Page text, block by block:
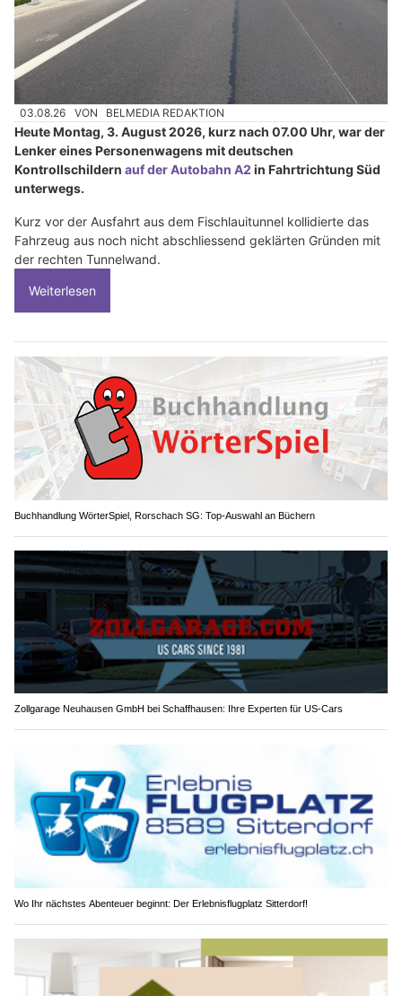
03.08.26 VON BELMEDIA REDAKTION
Heute Montag, 3. August 2026, kurz nach 07.00 Uhr, war der
Lenker eines Personenwagens mit deutschen
Kontrollschildern auf der Autobahn A2 in Fahrtrichtung Süd
unterwegs.
Kurz vor der Ausfahrt aus dem Fischlauitunnel kollidierte das
Fahrzeug aus noch nicht abschliessend geklärten Gründen mit
der rechten Tunnelwand.
Weiterlesen
Buchhandlung WörterSpiel, Rorschach SG: Top-Auswahl an Büchern
Zollgarage Neuhausen GmbH bei Schaffhausen: Ihre Experten für US-Cars
Wo Ihr nächstes Abenteuer beginnt: Der Erlebnisflugplatz Sitterdorf!